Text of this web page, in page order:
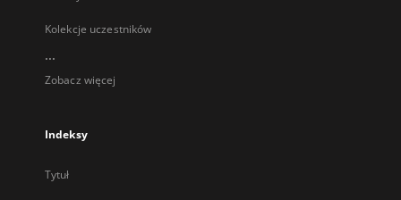
Kolekcje uczestników
...
Zobacz więcej
Indeksy
Tytuł